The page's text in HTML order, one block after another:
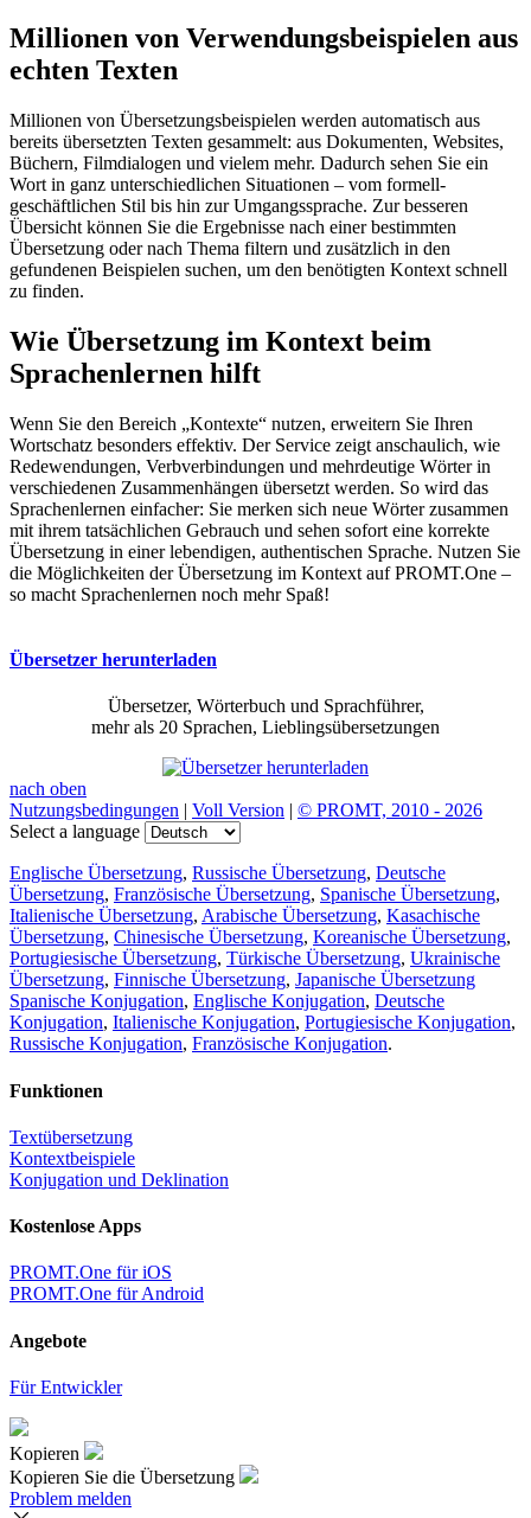
Millionen von Verwendungsbeispielen aus
echten Texten
Millionen von Übersetzungsbeispielen werden automatisch aus
bereits übersetzten Texten gesammelt: aus Dokumenten, Websites,
Büchern, Filmdialogen und vielem mehr. Dadurch sehen Sie ein
Wort in ganz unterschiedlichen Situationen – vom formell-
geschäftlichen Stil bis hin zur Umgangssprache. Zur besseren
Übersicht können Sie die Ergebnisse nach einer bestimmten
Übersetzung oder nach Thema filtern und zusätzlich in den
gefundenen Beispielen suchen, um den benötigten Kontext schnell
zu finden.
Wie Übersetzung im Kontext beim
Sprachenlernen hilft
Wenn Sie den Bereich „Kontexte“ nutzen, erweitern Sie Ihren
Wortschatz besonders effektiv. Der Service zeigt anschaulich, wie
Redewendungen, Verbverbindungen und mehrdeutige Wörter in
verschiedenen Zusammenhängen übersetzt werden. So wird das
Sprachenlernen einfacher: Sie merken sich neue Wörter zusammen
mit ihrem tatsächlichen Gebrauch und sehen sofort eine korrekte
Übersetzung in einer lebendigen, authentischen Sprache. Nutzen Sie
die Möglichkeiten der Übersetzung im Kontext auf PROMT.One –
so macht Sprachenlernen noch mehr Spaß!
Übersetzer herunterladen
Übersetzer, Wörterbuch und Sprachführer,
mehr als 20 Sprachen, Lieblingsübersetzungen
nach oben
Nutzungsbedingungen | Voll Version | © PROMT, 2010 - 2026
Select a language
Englische Übersetzung, Russische Übersetzung, Deutsche
Übersetzung, Französische Übersetzung, Spanische Übersetzung,
Italienische Übersetzung, Arabische Übersetzung, Kasachische
Übersetzung, Chinesische Übersetzung, Koreanische Übersetzung,
Portugiesische Übersetzung, Türkische Übersetzung, Ukrainische
Übersetzung, Finnische Übersetzung, Japanische Übersetzung
Spanische Konjugation, Englische Konjugation, Deutsche
Konjugation, Italienische Konjugation, Portugiesische Konjugation,
Russische Konjugation, Französische Konjugation.
Funktionen
Textübersetzung
Kontextbeispiele
Konjugation und Deklination
Kostenlose Apps
PROMT.One für iOS
PROMT.One für Android
Angebote
Für Entwickler
Kopieren
Kopieren Sie die Übersetzung
Problem melden